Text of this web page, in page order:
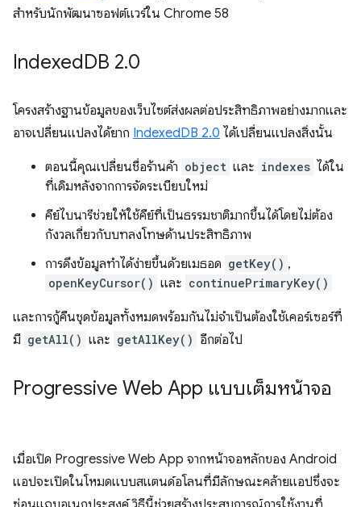
สำหรับนักพัฒนาซอฟต์แวร์ใน Chrome 58
IndexedDB 2.0
โครงสร้างฐานข้อมูลของเว็บไซต์ส่งผลต่อประสิทธิภาพอย่างมากและ
อาจเปลี่ยนแปลงได้ยาก IndexedDB 2.0 ได้เปลี่ยนแปลงสิ่งนั้น
ตอนนี้คุณเปลี่ยนชื่อร้านค้า object และ indexes ได้ใน
ที่เดิมหลังจากการจัดระเบียบใหม่
คีย์ไบนารีช่วยให้ใช้คีย์ที่เป็นธรรมชาติมากขึ้นได้โดยไม่ต้อง
กังวลเกี่ยวกับบทลงโทษด้านประสิทธิภาพ
การดึงข้อมูลทำได้ง่ายขึ้นด้วยเมธอด getKey() ,
openKeyCursor() และ continuePrimaryKey()
และการกู้คืนชุดข้อมูลทั้งหมดพร้อมกันไม่จำเป็นต้องใช้เคอร์เซอร์ที่
มี getAll() และ getAllKey() อีกต่อไป
Progressive Web App แบบเต็มหน้าจอ
เมื่อเปิด Progressive Web App จากหน้าจอหลักของ Android
แอปจะเปิดในโหมดแบบสแตนด์อโลนที่มีลักษณะคล้ายแอปซึ่งจะ